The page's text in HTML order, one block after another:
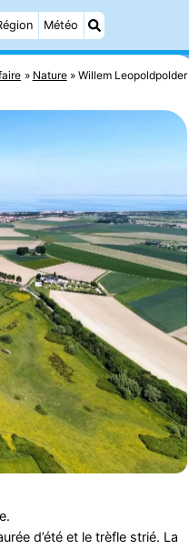
Météo
Nature Willem Leopoldpolder
d’été et le trèfle strié. La